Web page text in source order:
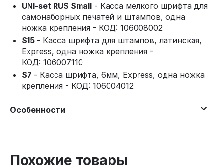
UNI-set RUS Small - Касса мелкого шрифта для
самонаборных печатей и штампов, одна
ножка крепления - КОД: 106008002
S15 - Касса шрифта для штампов, латинская,
Express, одна ножка крепления -
КОД: 106007110
S7 - Касса шрифта, 6мм, Express, одна ножка
крепления - КОД: 106004012
Особенности
Похожие товары